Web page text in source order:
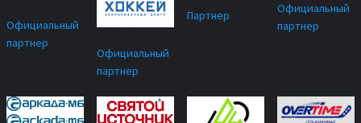
Официальный
партнер
Официальный
партнер
Партнер
Официальный
партнер